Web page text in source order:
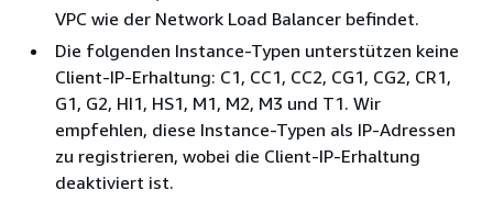
VPC wie der Network Load Balancer befindet.
Die folgenden Instance-Typen unterstützen keine
Client-IP-Erhaltung: C1, CC1, CC2, CG1, CG2, CR1,
G1, G2, HI1, HS1, M1, M2, M3 und T1. Wir
empfehlen, diese Instance-Typen als IP-Adressen
zu registrieren, wobei die Client-IP-Erhaltung
deaktiviert ist.